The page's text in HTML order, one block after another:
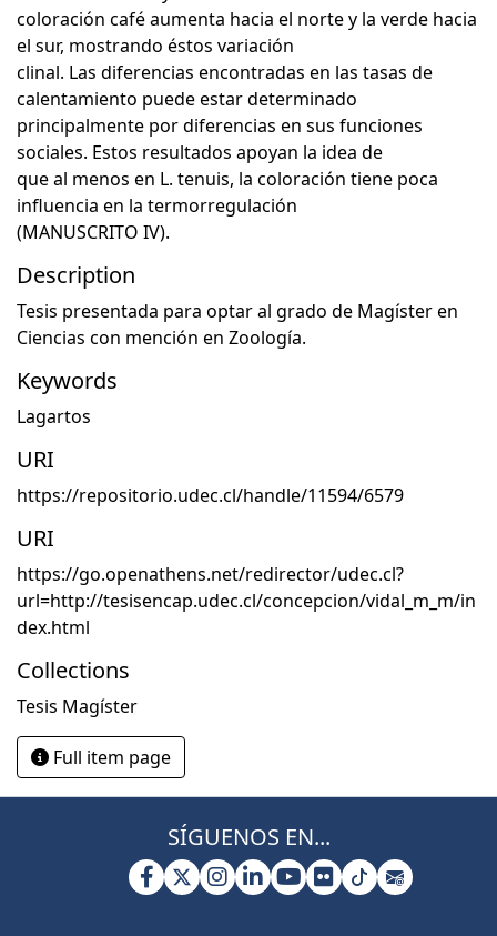
coloración café aumenta hacia el norte y la verde hacia
el sur, mostrando éstos variación
clinal. Las diferencias encontradas en las tasas de
calentamiento puede estar determinado
principalmente por diferencias en sus funciones
sociales. Estos resultados apoyan la idea de
que al menos en L. tenuis, la coloración tiene poca
influencia en la termorregulación
(MANUSCRITO IV).
Description
Tesis presentada para optar al grado de Magíster en
Ciencias con mención en Zoología.
Keywords
Lagartos
URI
https://repositorio.udec.cl/handle/11594/6579
URI
https://go.openathens.net/redirector/udec.cl?
url=http://tesisencap.udec.cl/concepcion/vidal_m_m/in
dex.html
Collections
Tesis Magíster
Full item page
SÍGUENOS EN...